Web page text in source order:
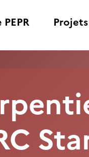
PEPR Projets